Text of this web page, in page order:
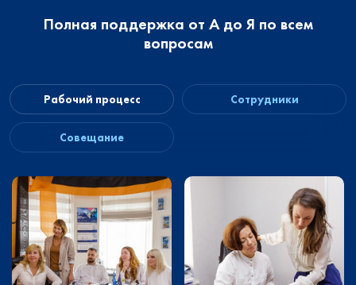
Полная поддержка от А до Я по всем
вопросам
Рабочий процесс Сотрудники
Совещание